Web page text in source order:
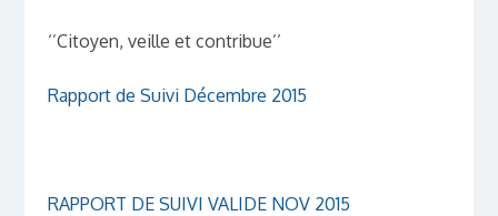
‘’Citoyen, veille et contribue’’
Rapport de Suivi Décembre 2015
RAPPORT DE SUIVI VALIDE NOV 2015